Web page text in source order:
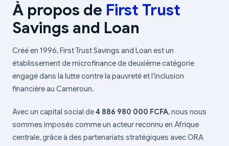
À propos de First Trust
Savings and Loan
Créé en 1996, First Trust Savings and Loan est un
établissement de microfinance de deuxième catégorie
engagé dans la lutte contre la pauvreté et l’inclusion
financière au Cameroun.
Avec un capital social de4 886 980 000 FCFA, nous nous
sommes imposés comme un acteur reconnu en Afrique
centrale, grâce à des partenariats stratégiques avec ORA